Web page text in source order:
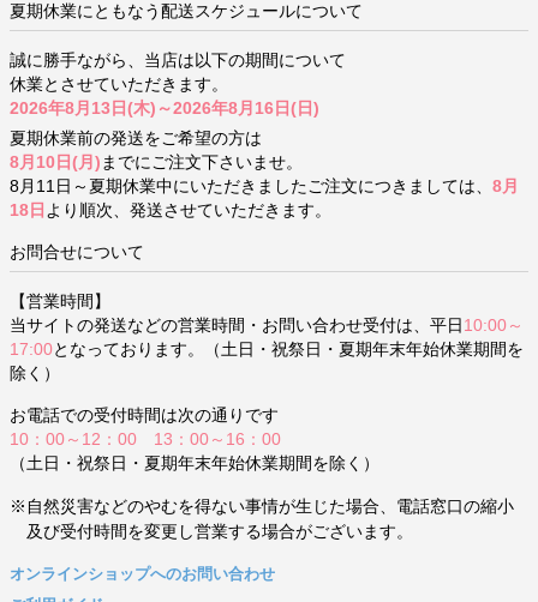
夏期休業にともなう配送スケジュールについて
誠に勝手ながら、当店は以下の期間について
休業とさせていただきます。
2026年8月13日(木)～2026年8月16日(日)
夏期休業前の発送をご希望の方は
8月10日(月) までにご注文下さいませ。
8月11日～夏期休業中にいただきましたご注文につきましては、 8月
18日 より順次、発送させていただきます。
お問合せについて
【営業時間】
当サイトの発送などの営業時間・お問い合わせ受付は、平日 10:00～
17:00となっております。（土日・祝祭日・夏期年末年始休業期間を
除く）
お電話での受付時間は次の通りです
10：00～12：00 13：00～16：00
（土日・祝祭日・夏期年末年始休業期間を除く）
※自然災害などのやむを得ない事情が生じた場合、電話窓口の縮小
及び受付時間を変更し営業する場合がございます。
オンラインショップへのお問い合わせ